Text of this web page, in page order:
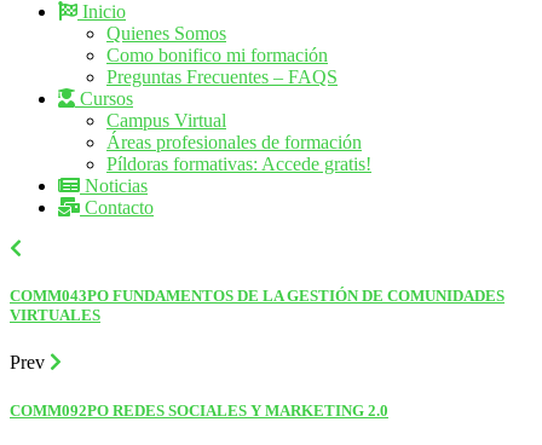
Inicio
Quienes Somos
Como bonifico mi formación
Preguntas Frecuentes – FAQS
Cursos
Campus Virtual
Áreas profesionales de formación
Píldoras formativas: Accede gratis!
Noticias
Contacto
COMM043PO FUNDAMENTOS DE LA GESTIÓN DE COMUNIDADES
VIRTUALES
Prev
COMM092PO REDES SOCIALES Y MARKETING 2.0